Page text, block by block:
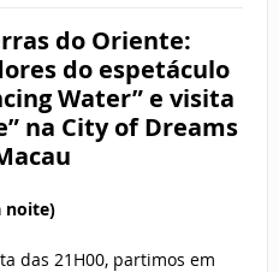
do Oriente:
do espetáculo
Water” e visita
na City of Dreams
noite)
das 21H00, partimos em